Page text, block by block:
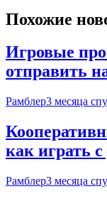
Похожие
Игровые
отправить
Рамблер3 месяца
как играть
Рамблер3 месяца